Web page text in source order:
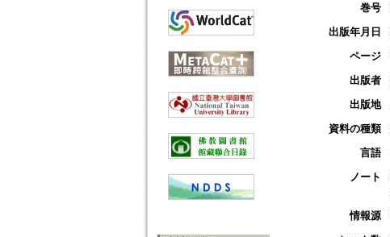
巻号
出版年月日
ページ
出版者
出版地
資料の種類
言語
ノート
情報源